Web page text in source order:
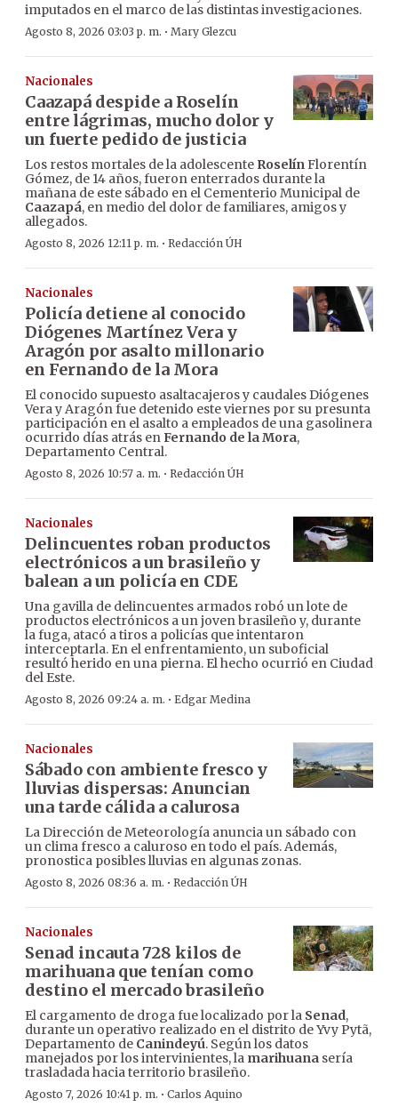
imputados en el marco de las distintas investigaciones.
Agosto 8, 2026 03:03 p. m. · Mary Glezcu
Nacionales
Caazapá despide a Roselín
entre lágrimas, mucho dolor y
un fuerte pedido de justicia
Los restos mortales de la adolescente RoselínFlorentín
Gómez, de 14 años, fueron enterrados durante la
mañana de este sábado en el Cementerio Municipal de
Caazapá, en medio del dolor de familiares, amigos y
allegados.
Agosto 8, 2026 12:11 p. m. · Redacción ÚH
Nacionales
Policía detiene al conocido
Diógenes Martínez Vera y
Aragón por asalto millonario
en Fernando de la Mora
El conocido supuesto asaltacajeros y caudales Diógenes
Vera y Aragón fue detenido este viernes por su presunta
participación en el asalto a empleados de una gasolinera
ocurrido días atrás enFernando de la Mora,
Departamento Central.
Agosto 8, 2026 10:57 a. m. · Redacción ÚH
Nacionales
Delincuentes roban productos
electrónicos a un brasileño y
balean a un policía en CDE
Una gavilla de delincuentes armados robó un lote de
productos electrónicos a un joven brasileño y, durante
la fuga, atacó a tiros a policías que intentaron
interceptarla. En el enfrentamiento, un suboficial
resultó herido en una pierna. El hecho ocurrió en Ciudad
del Este.
Agosto 8, 2026 09:24 a. m. · Edgar Medina
Nacionales
Sábado con ambiente fresco y
lluvias dispersas: Anuncian
una tarde cálida a calurosa
La Dirección de Meteorología anuncia un sábado con
un clima fresco a caluroso en todo el país. Además,
pronostica posibles lluvias en algunas zonas.
Agosto 8, 2026 08:36 a. m. · Redacción ÚH
Nacionales
Senad incauta 728 kilos de
marihuana que tenían como
destino el mercado brasileño
El cargamento de droga fue localizado por la Senad,
durante un operativo realizado en el distrito de Yvy Pytã,
Departamento de Canindeyú. Según los datos
manejados por los intervinientes, la marihuana sería
trasladada hacia territorio brasileño.
Agosto 7, 2026 10:41 p. m. · Carlos Aquino